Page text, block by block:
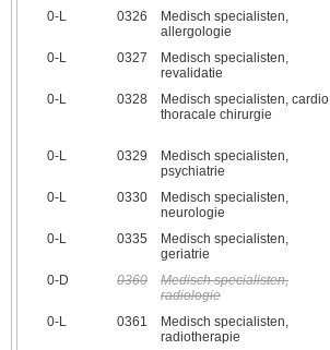
0‑L
0326
Medisch specialisten,
allergologie
0‑L
0327
Medisch specialisten,
revalidatie
0‑L
0328
Medisch specialisten, cardio
thoracale chirurgie
0‑L 0329
Medisch specialisten,
psychiatrie
0‑L
0330
Medisch specialisten,
neurologie
0‑L
0335
Medisch specialisten,
geriatrie
0‑D
0360
Medisch specialisten,
radiologie
0‑L
0361
Medisch specialisten,
radiotherapie